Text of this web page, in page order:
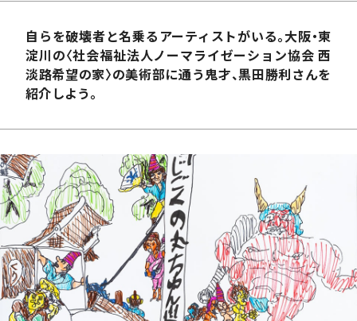
自らを破壊者と名乗るアーティストがいる。大阪・東
淀川の〈社会福祉法人ノーマライゼーション協会 西
淡路希望の家〉の美術部に通う鬼才、黒田勝利さんを
紹介しよう。